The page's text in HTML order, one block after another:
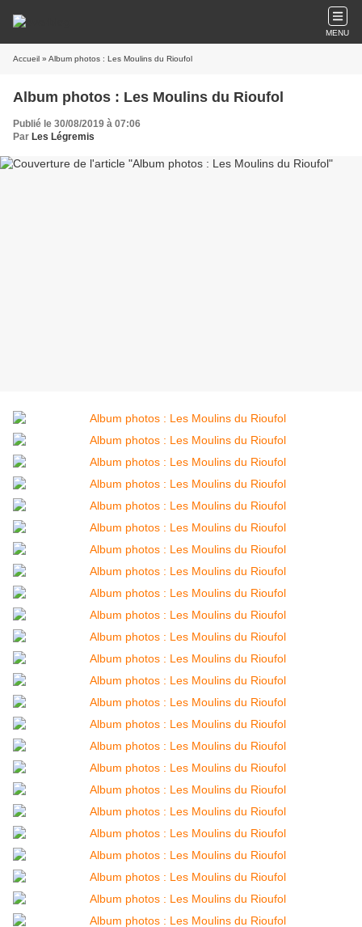
MENU
Accueil » Album photos : Les Moulins du Rioufol
Album photos : Les Moulins du Rioufol
Publié le 30/08/2019 à 07:06
Par Les Légremis